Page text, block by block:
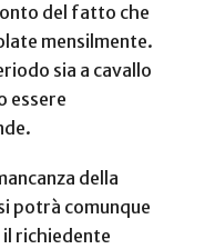
del fatto che
mensilmente.
sia a cavallo
essere
della
potrà comunque
richiedente